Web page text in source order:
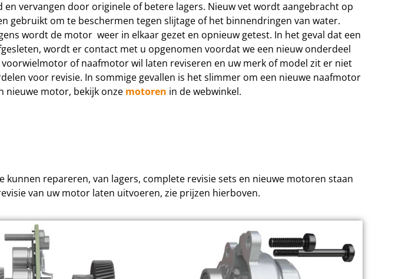
vervangen door originele of betere lagers. Nieuw vet wordt aangebracht op
gebruikt om te beschermen tegen slijtage of het binnendringen van water.
wordt de motor weer in elkaar gezet en opnieuw getest. In het geval dat een
wordt er contact met u opgenomen voordat we een nieuw onderdeel
of naafmotor wil laten reviseren en uw merk of model zit er niet
voor revisie. In sommige gevallen is het slimmer om een nieuwe naafmotor
nieuwe motor, bekijk onze motoren in de webwinkel.
kunnen repareren, van lagers, complete revisie sets en nieuwe motoren staan
van uw motor laten uitvoeren, zie prijzen hierboven.